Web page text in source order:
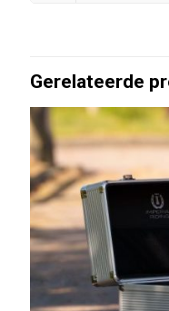
Gerelateerde